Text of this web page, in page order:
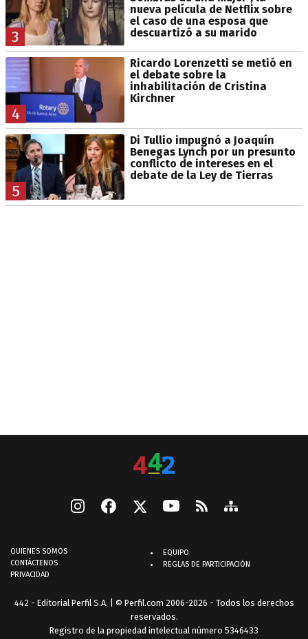
3
nueva película de Netflix sobre
el caso de una esposa que
descuartizó a su marido
4
Ricardo Lorenzetti se metió en
el debate sobre la
inhabilitación de Cristina
Kirchner
5
Di Tullio impugnó a Joaquín
Benegas Lynch por un presunto
conflicto de intereses en el
debate de la Ley de Tierras
QUIENES SOMOS
CONTÁCTENOS
PRIVACIDAD
EQUIPO
REGLAS DE PARTICIPACIÓN
442 - Editorial Perfil S.A. | © Perfil.com 2006-2026 - Todos los derechos
reservados.
Registro de la propiedad intelectual número 5346433